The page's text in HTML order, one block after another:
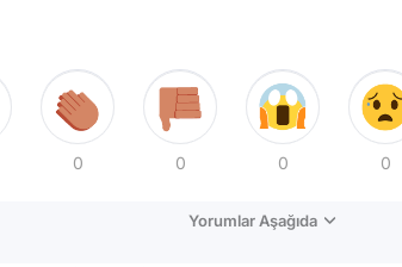
0 0 0 0
Yorumlar Aşağıda